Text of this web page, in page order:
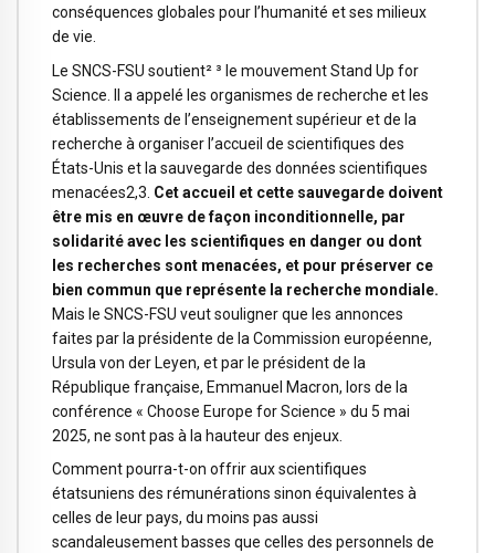
conséquences globales pour l’humanité et ses milieux
de vie.
Le SNCS-FSU soutient² ³ le mouvement Stand Up for
Science. Il a appelé les organismes de recherche et les
établissements de l’enseignement supérieur et de la
recherche à organiser l’accueil de scientifiques des
États-Unis et la sauvegarde des données scientifiques
menacées2,3. Cet accueil et cette sauvegarde doivent
être mis en œuvre de façon inconditionnelle, par
solidarité avec les scientifiques en danger ou dont
les recherches sont menacées, et pour préserver ce
bien commun que représente la recherche mondiale.
Mais le SNCS-FSU veut souligner que les annonces
faites par la présidente de la Commission européenne,
Ursula von der Leyen, et par le président de la
République française, Emmanuel Macron, lors de la
conférence « Choose Europe for Science » du 5 mai
2025, ne sont pas à la hauteur des enjeux.
Comment pourra-t-on offrir aux scientifiques
étatsuniens des rémunérations sinon équivalentes à
celles de leur pays, du moins pas aussi
scandaleusement basses que celles des personnels de